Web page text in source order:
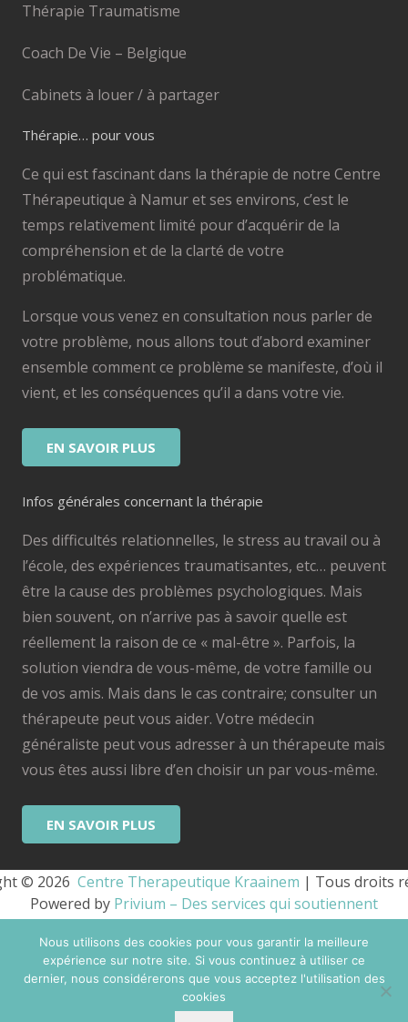
Thérapie Traumatisme
Coach De Vie – Belgique
Cabinets à louer / à partager
Thérapie… pour vous
Ce qui est fascinant dans la thérapie de notre Centre
Thérapeutique à Namur et ses environs, c’est le
temps relativement limité pour d’acquérir de la
compréhension et de la clarté de votre
problématique.
Lorsque vous venez en consultation nous parler de
votre problème, nous allons tout d’abord examiner
ensemble comment ce problème se manifeste, d’où il
vient, et les conséquences qu’il a dans votre vie.
EN SAVOIR PLUS
Infos générales concernant la thérapie
Des difficultés relationnelles, le stress au travail ou à
l’école, des expériences traumatisantes, etc… peuvent
être la cause des problèmes psychologiques. Mais
bien souvent, on n’arrive pas à savoir quelle est
réellement la raison de ce « mal-être ». Parfois, la
solution viendra de vous-même, de votre famille ou
de vos amis. Mais dans le cas contraire; consulter un
thérapeute peut vous aider. Votre médecin
généraliste peut vous adresser à un thérapeute mais
vous êtes aussi libre d’en choisir un par vous-même.
EN SAVOIR PLUS
© 2026 Centre Therapeutique Kraainem | Tous droits
Powered by Privium – Des services qui soutiennent
hypnotherapeutes.
RGPD – Politique de Protection de la Vie Privée
Nous utilisons des cookies pour vous garantir la meilleure
expérience sur notre site. Si vous continuez à utiliser ce
dernier, nous considérerons que vous acceptez l'utilisation des
cookies